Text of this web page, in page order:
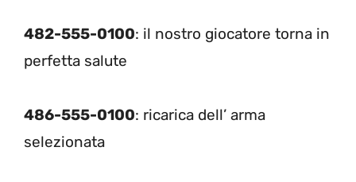
482-555-0100: il nostro giocatore torna in
perfetta salute
486-555-0100: ricarica dell’ arma
selezionata